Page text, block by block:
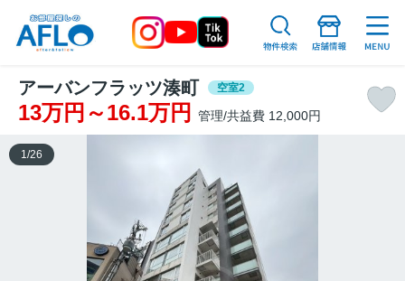
アーバンフラッツ湊町 空室2
13万円～16.1万円 管理/共益費 12,000円
1 /26